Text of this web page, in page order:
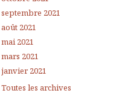
septembre 2021
août 2021
mai 2021
mars 2021
janvier 2021
Toutes les archives